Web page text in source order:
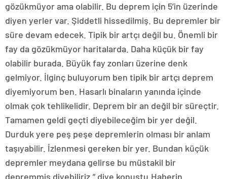
gözükmüyor ama olabilir. Bu deprem için 5’in üzerinde
diyen yerler var. Şiddetli hissedilmiş. Bu depremler bir
süre devam edecek. Tipik bir artçı değil bu. Önemli bir
fay da gözükmüyor haritalarda. Daha küçük bir fay
olabilir burada. Büyük fay zonları üzerine denk
gelmiyor. İlginç buluyorum ben tipik bir artçı deprem
diyemiyorum ben. Hasarlı binaların yanında içinde
olmak çok tehlikelidir. Deprem bir an değil bir süreçtir.
Tamamen geldi geçti diyebileceğim bir yer değil.
Durduk yere peş peşe depremlerin olması bir anlam
taşıyabilir. İzlenmesi gereken bir yer. Bundan küçük
depremler meydana gelirse bu müstakil bir
depremmiş diyebiliriz.” diye konuştu.Haberin